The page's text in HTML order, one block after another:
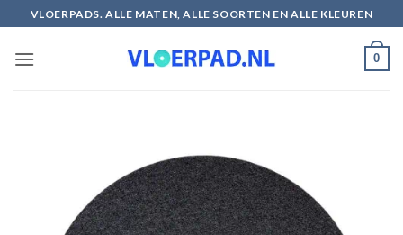
naar
inhoud
VLOERPADS. ALLE MATEN, ALLE SOORTEN EN ALLE KLEUREN
0